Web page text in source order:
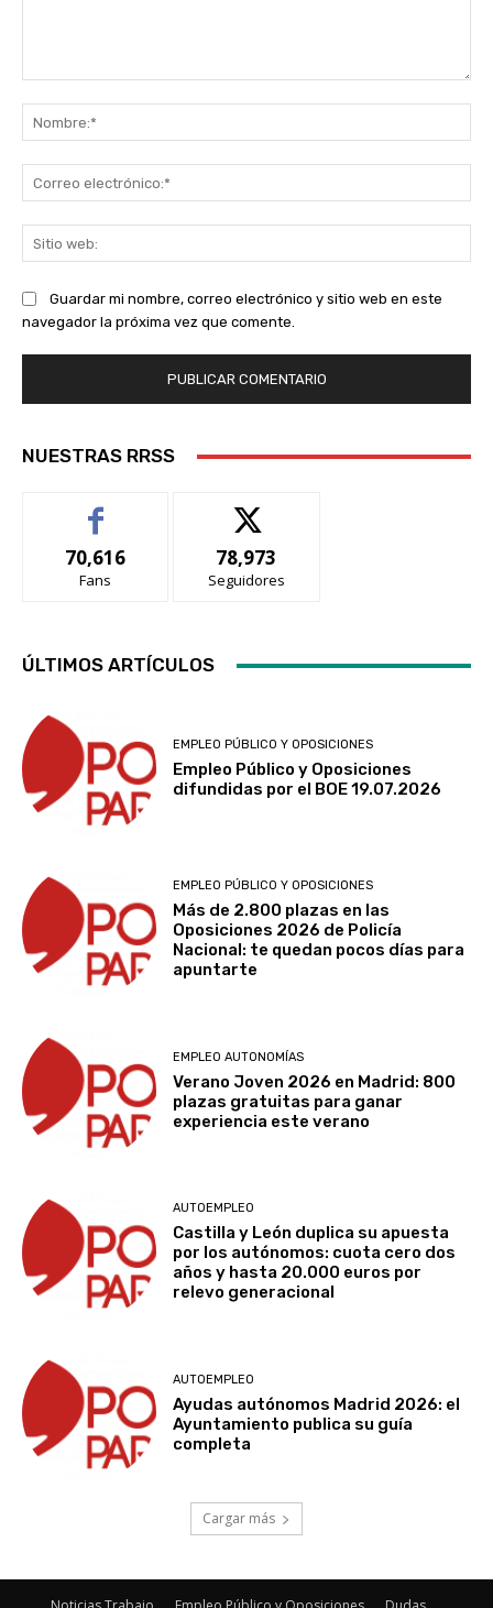
Guardar mi nombre, correo electrónico y sitio web en este
navegador la próxima vez que comente.
NUESTRAS RRSS
70,616
Fans
78,973
Seguidores
ÚLTIMOS ARTÍCULOS
EMPLEO PÚBLICO Y OPOSICIONES
Empleo Público y Oposiciones
difundidas por el BOE 19.07.2026
EMPLEO PÚBLICO Y OPOSICIONES
Más de 2.800 plazas en las
Oposiciones 2026 de Policía
Nacional: te quedan pocos días para
apuntarte
EMPLEO AUTONOMÍAS
Verano Joven 2026 en Madrid: 800
plazas gratuitas para ganar
experiencia este verano
AUTOEMPLEO
Castilla y León duplica su apuesta
por los autónomos: cuota cero dos
años y hasta 20.000 euros por
relevo generacional
AUTOEMPLEO
Ayudas autónomos Madrid 2026: el
Ayuntamiento publica su guía
completa
Cargar más